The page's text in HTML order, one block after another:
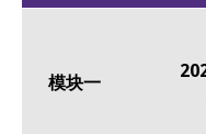
模块一